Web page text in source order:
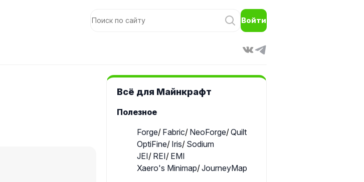
Войти
Всё для Майнкрафт
Полезное
Forge Fabric NeoForge Quilt
OptiFine Iris Sodium
JEI REI EMI
Xaero's Minimap JourneyMap